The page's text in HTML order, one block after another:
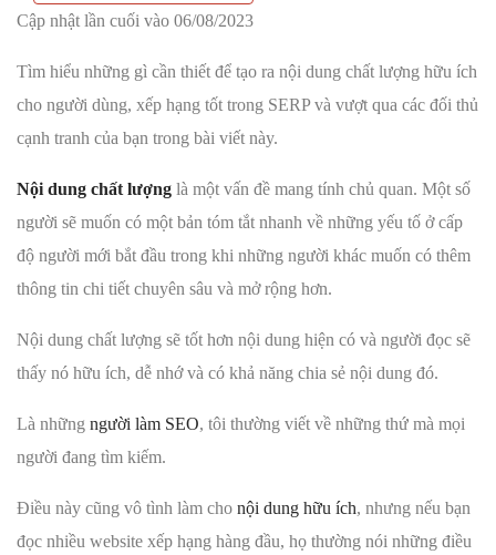
Cập nhật lần cuối vào 06/08/2023
Tìm hiểu những gì cần thiết để tạo ra nội dung chất lượng hữu ích
cho người dùng, xếp hạng tốt trong SERP và vượt qua các đối thủ
cạnh tranh của bạn trong bài viết này.
Nội dung chất lượng là một vấn đề mang tính chủ quan. Một số
người sẽ muốn có một bản tóm tắt nhanh về những yếu tố ở cấp
độ người mới bắt đầu trong khi những người khác muốn có thêm
thông tin chi tiết chuyên sâu và mở rộng hơn.
Nội dung chất lượng sẽ tốt hơn nội dung hiện có và người đọc sẽ
thấy nó hữu ích, dễ nhớ và có khả năng chia sẻ nội dung đó.
Là những người làm SEO, tôi thường viết về những thứ mà mọi
người đang tìm kiếm.
Điều này cũng vô tình làm cho nội dung hữu ích, nhưng nếu bạn
đọc nhiều website xếp hạng hàng đầu, họ thường nói những điều